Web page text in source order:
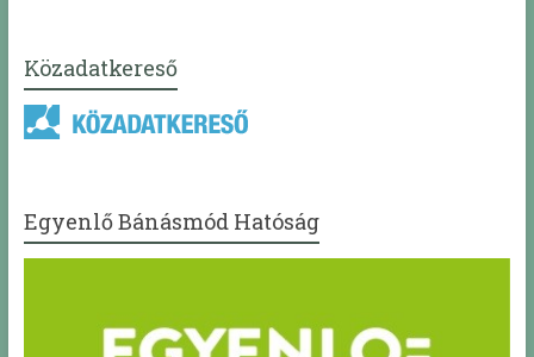
Közadatkereső
Egyenlő Bánásmód Hatóság